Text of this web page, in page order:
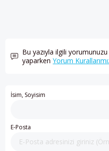
Bu yazıyla ilgili
yaparkenYorum
İsim, Soyisim
E-Posta